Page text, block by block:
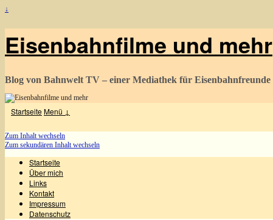
↓
Eisenbahnfilme und mehr
Blog von Bahnwelt TV – einer Mediathek für Eisenbahnfreunde
StartseiteMenü ↓
Zum Inhalt wechseln
Zum sekundären Inhalt wechseln
Startseite
Über mich
Links
Kontakt
Impressum
Datenschutz